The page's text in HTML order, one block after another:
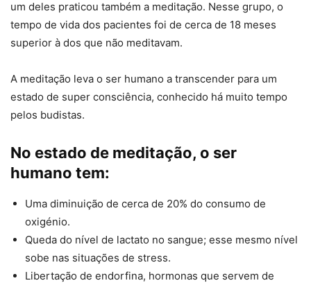
um deles praticou também a meditação. Nesse grupo, o
tempo de vida dos pacientes foi de cerca de 18 meses
superior à dos que não meditavam.
A meditação leva o ser humano a transcender para um
estado de super consciência, conhecido há muito tempo
pelos budistas.
No estado de meditação, o ser
humano tem:
Uma diminuição de cerca de 20% do consumo de
oxigénio.
Queda do nível de lactato no sangue; esse mesmo nível
sobe nas situações de stress.
Libertação de endorfina, hormonas que servem de